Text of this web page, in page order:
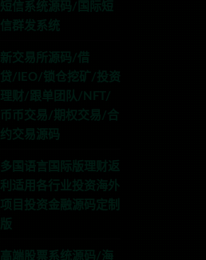
短信系统源码/国际短
信群发系统
新交易所源码/借
贷/IEO/锁仓挖矿/投资
理财/跟单团队/NFT/
币币交易/期权交易/合
约交易源码
多国语言国际版理财返
利适用各行业投资海外
项目投资金融源码定制
版
高端股票系统源码/海